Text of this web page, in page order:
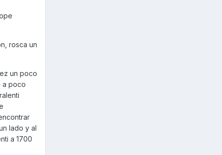
rosca un
un poco
a poco
lado y al
a 1700